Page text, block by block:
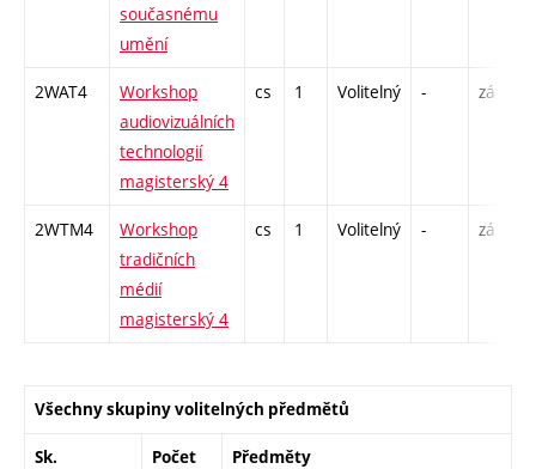
současnému
umění
2WAT4
Workshop
audiovizuálních
technologií
magisterský 4
cs 1 Volitelný - zá
2WTM4
Workshop
tradičních
médií
magisterský 4
cs 1 Volitelný - zá
Všechny skupiny volitelných předmětů
Sk.
Počet
Předměty